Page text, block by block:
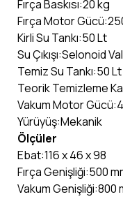
Fırça Baskısı:20 kg
Fırça Motor
Kirli Su Tankı:50 Lt
Su Çıkışı:Selonoid
Temiz Su Tankı:50 Lt
Teorik Temizleme
Vakum Motor
Yürüyüş:Mekanik
Ölçüler
Ebat:116 x 46 x 98
Fırça Genişliği:500
Vakum Genişliği:800